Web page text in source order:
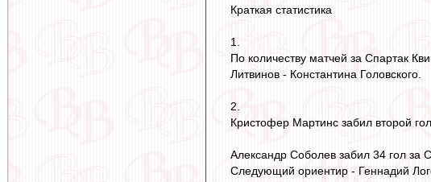
Краткая статистика
1.
По количеству матчей за Спартак
Литвинов - Константина Головского.
2.
Кристофер Мартинс забил второй
Александр Соболев забил 34 гол за
Следующий ориентир - Геннадий